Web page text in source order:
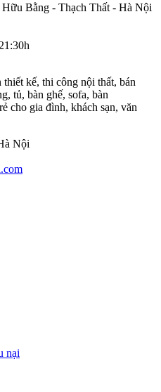
Bằng - Thạch Thất - Hà Nội
kế, thi công nội thất, bán
tủ, bàn ghế, sofa, bàn
cho gia đình, khách sạn, văn
Nội
nại